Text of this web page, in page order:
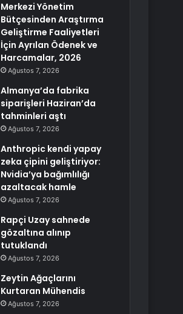
Merkezi Yönetim
Bütçesinden Araştırma
Geliştirme Faaliyetleri
İçin Ayrılan Ödenek ve
Harcamalar, 2026
Ağustos 7, 2026
Almanya’da fabrika
siparişleri Haziran’da
tahminleri aştı
Ağustos 7, 2026
Anthropic kendi yapay
zeka çipini geliştiriyor:
Nvidia’ya bağımlılığı
azaltacak hamle
Ağustos 7, 2026
Rapçi Uzay sahnede
gözaltına alınıp
tutuklandı
Ağustos 7, 2026
Zeytin Ağaçlarını
Kurtaran Mühendis
Ağustos 7, 2026